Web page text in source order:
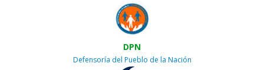
DPN
Defensoría del Pueblo de la Nación